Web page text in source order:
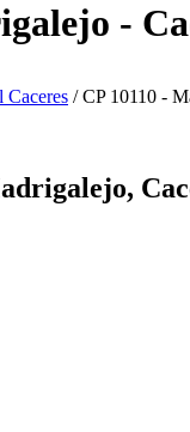
-
Caceres / CP 10110 -